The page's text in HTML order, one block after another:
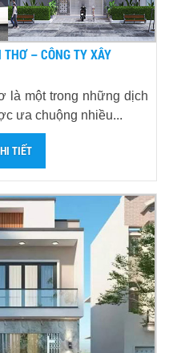
– CÔNG TY XÂY
là một trong những dịch
ưa chuộng nhiều...
TIẾT